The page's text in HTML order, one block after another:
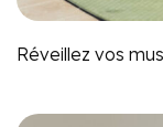
Réveillez vos